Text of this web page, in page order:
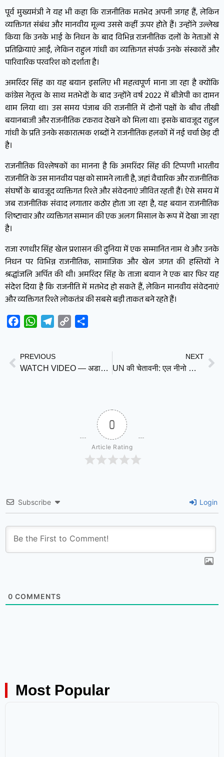
पूर्व मुख्यमंत्री ने यह भी कहा कि राजनीतिक मतभेद अपनी जगह हैं, लेकिन
व्यक्तिगत संबंध और मानवीय मूल्य उससे कहीं ऊपर होते हैं। उन्होंने उल्लेख
किया कि उनके भाई के निधन के बाद विभिन्न राजनीतिक दलों के नेताओं से
प्रतिक्रियाएं आईं, लेकिन राहुल गांधी का व्यक्तिगत संपर्क उनके संस्कारों और
पारिवारिक परवरिश को दर्शाता है।
अमरिंदर सिंह का यह बयान इसलिए भी महत्वपूर्ण माना जा रहा है क्योंकि
कांग्रेस नेतृत्व के साथ मतभेदों के बाद उन्होंने वर्ष 2022 में बीजेपी का दामन
थाम लिया था। उस समय पंजाब की राजनीति में दोनों पक्षों के बीच तीखी
बयानबाजी और राजनीतिक टकराव देखने को मिला था। इसके बावजूद राहुल
गांधी के प्रति उनके सकारात्मक शब्दों ने राजनीतिक हलकों में नई चर्चा छेड़ दी
है।
राजनीतिक विश्लेषकों का मानना है कि अमरिंदर सिंह की टिप्पणी भारतीय
राजनीति के उस मानवीय पक्ष को सामने लाती है, जहां वैचारिक और राजनीतिक
संघर्षों के बावजूद व्यक्तिगत रिश्ते और संवेदनाएं जीवित रहती हैं। ऐसे समय में
जब राजनीतिक संवाद लगातार कठोर होता जा रहा है, यह बयान राजनीतिक
शिष्टाचार और व्यक्तिगत सम्मान की एक अलग मिसाल के रूप में देखा जा रहा
है।
राजा रणधीर सिंह खेल प्रशासन की दुनिया में एक सम्मानित नाम थे और उनके
निधन पर विभिन्न राजनीतिक, सामाजिक और खेल जगत की हस्तियों ने
श्रद्धांजलि अर्पित की थी। अमरिंदर सिंह के ताजा बयान ने एक बार फिर यह
संदेश दिया है कि राजनीति में मतभेद हो सकते हैं, लेकिन मानवीय संवेदनाएं
और व्यक्तिगत रिश्ते लोकतंत्र की सबसे बड़ी ताकत बने रहते हैं।
FacebookWhatsAppTelegram
Copy
PREVIOUS
WATCH VIDEO — अडानी को फायदा पहुंचाने के लिए फिर तैयार किया जा रहा बलि का बकरा, वेदांता पर ED छापा: कांग्रेस
NEXT
UN की चेतावनी: एल नीनो का खतरा मंडराया, दुनिया को सूखा, बाढ़ और भीषण गर्मी के लिए रहना होगा तैयार
0
Article Rating
Subscribe Login
0 COMMENTS
Most Popular